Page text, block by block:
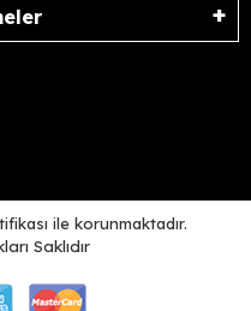
ile korunmaktadır.
Saklıdır